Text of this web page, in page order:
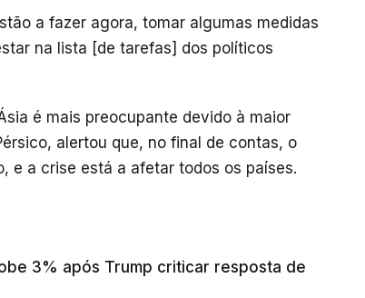
a fazer agora, tomar algumas medidas
na lista [de tarefas] dos políticos
é mais preocupante devido à maior
alertou que, no final de contas, o
e a crise está a afetar todos os países.
3% após Trump criticar resposta de